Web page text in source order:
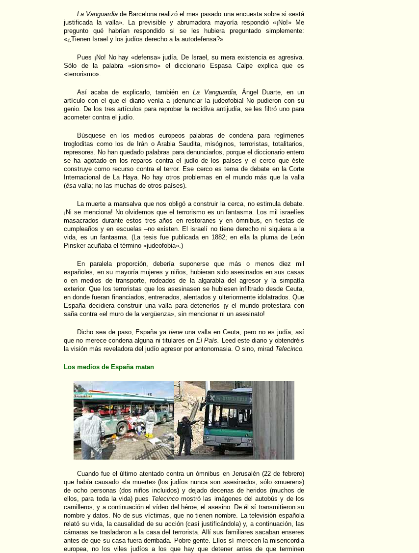
La Vanguardiade Barcelona realizó el mes pasado una encuesta sobre si «está
justificada la valla». La previsible y abrumadora mayoría respondió «¡No!» Me
pregunto qué habrían respondido si se les hubiera preguntado simplemente:
«¿Tienen Israel y los judíos derecho a la autodefensa?»
Pues ¡No! No hay «defensa» judía. De Israel, su mera existencia es agresiva.
Sólo de la palabra «sionismo» el diccionario Espasa Calpe explica que es
«terrorismo».
Así acaba de explicarlo, también enLa Vanguardia,
Ángel Duarte, en un
artículo con el que el diario venía a ¡denunciar la judeofobia! No pudieron con su
genio. De los tres artículos para reprobar la recidiva antijudía, se les filtró uno para
acometer contra el judío.
Búsquese en los medios europeos palabras de condena para regímenes
trogloditas como los de Irán o Arabia Saudita, misóginos, terroristas, totalitarios,
represores. No han quedado palabras para denunciarlos, porque el diccionario entero
se ha agotado en los reparos contra el judío de los países y el cerco que éste
construye como recurso contra el terror. Ese cerco es tema de debate en la Corte
Internacional de La Haya. No hay otros problemas en el mundo más que la valla
(ésa valla; no las muchas de otros países).
La muerte a mansalva que nos obligó a construir la cerca, no estimula debate.
¡Ni se menciona! No olvidemos que el terrorismo es un fantasma. Los mil israelíes
masacrados durante estos tres años en restoranes y en ómnibus, en fiestas de
cumpleaños y en escuelas –no existen. El israelí no tiene derecho ni siquiera a la
vida, es un fantasma. (La tesis fue publicada en 1882; en ella la pluma de León
Pinsker acuñaba el término «judeofobia».)
En paralela proporción, debería suponerse que más o menos diez mil
españoles, en su mayoría mujeres y niños, hubieran sido asesinados en sus casas
o en medios de transporte, rodeados de la algarabía del agresor y la simpatía
exterior. Que los terroristas que los asesinasen se hubiesen infiltrado desde Ceuta,
en donde fueran financiados, entrenados, alentados y ulteriormente idolatrados. Que
España decidiera construir una valla para detenerlos ¡y el mundo protestara con
saña contra «el muro de la vergüenza», sin mencionar ni un asesinato!
Dicho sea de paso, España yatiene una valla en Ceuta, pero no es judía, así
que no merece condena alguna ni titulares en El País. Leed este diario y obtendréis
la visión más reveladora del judío agresor por antonomasia. O sino, mirad Telecinco.
Los medios de España matan
Cuando fue el último atentado contra un ómnibus en Jerusalén (22 de febrero)
que había causado «la muerte» (los judíos nunca son asesinados, sólo «mueren»)
de ocho personas (dos niños incluidos) y dejado decenas de heridos (muchos de
ellos, para toda la vida) pues Telecincomostró las imágenes del autobús y de los
camilleros, y a continuación el vídeo del héroe, el asesino. De él sí transmitieron su
nombre y datos. No de sus víctimas, que no tienen nombre. La televisión española
relató su vida, la causalidad de su acción (casi justificándola) y, a continuación, las
cámaras se trasladaron a la casa del terrorista. Allí sus familiares sacaban enseres
antes de que su casa fuera derribada. Pobre gente. Ellos sí merecen la misericordia
europea, no los viles judíos a los que hay que detener antes de que terminen